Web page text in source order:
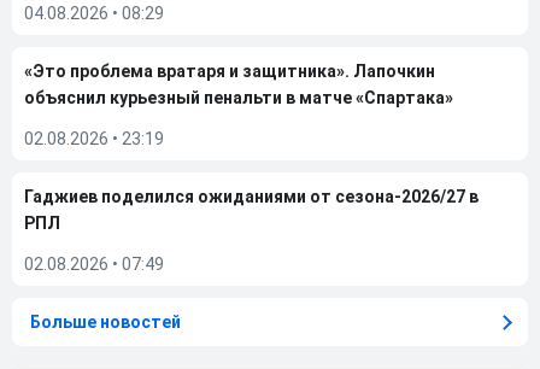
04.08.2026 • 08:29
«Это проблема вратаря и защитника». Лапочкин
объяснил курьезный пенальти в матче «Спартака»
02.08.2026 • 23:19
Гаджиев поделился ожиданиями от сезона-2026/27 в
РПЛ
02.08.2026 • 07:49
Больше новостей